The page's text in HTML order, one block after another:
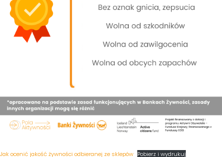
Jak ocenić jakość żywności odbieranej ze sklepów Pobierz i wydrukuj